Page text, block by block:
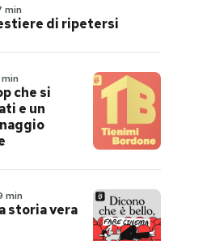
min
di ripetersi
min
che si
e un
min
storia vera